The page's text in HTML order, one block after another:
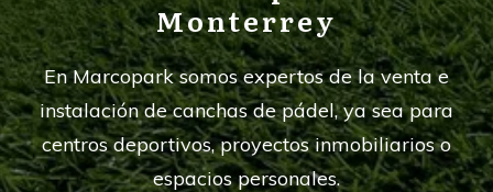
Monterrey
En Marcopark somos expertos de la venta e
instalación de canchas de pádel, ya sea para
centros deportivos, proyectos inmobiliarios o
espacios personales.